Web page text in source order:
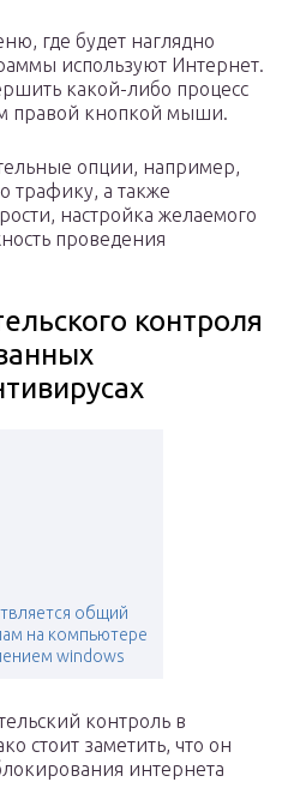
где будет наглядно
используют Интернет.
какой-либо процесс
правой кнопкой мыши.
опции, например,
трафику, а также
настройка желаемого
проведения
контроля
общий
на компьютере
windows
контроль в
стоит заметить, что он
интернета